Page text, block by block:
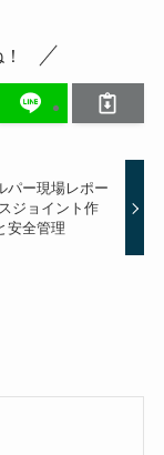
パー現場レポー
ジョイント作
安全管理